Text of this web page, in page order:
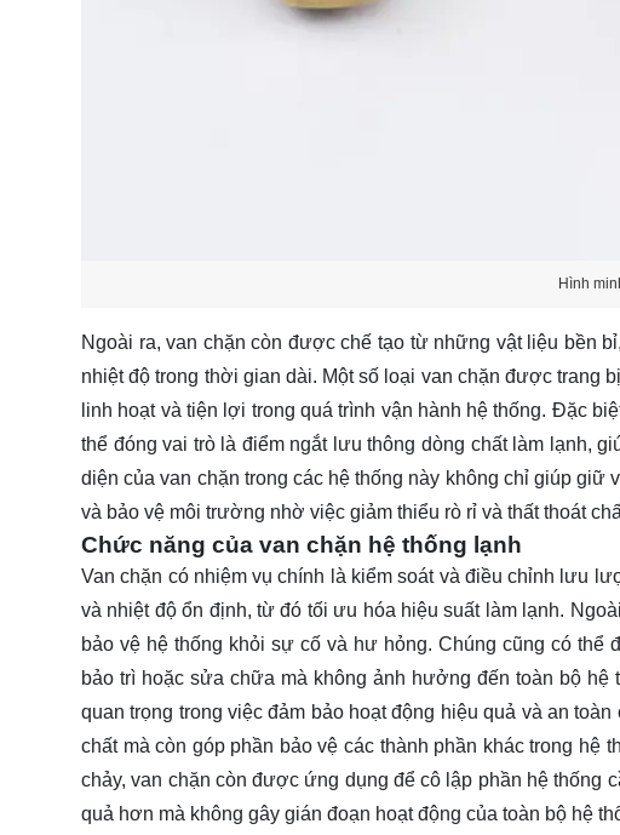
Hình
Ngoài ra, van chặn còn được chế tạo từ những vật liệu bền
nhiệt độ trong thời gian dài. Một số loại van chặn được trang
linh hoạt và tiện lợi trong quá trình vận hành hệ thống. Đặc
thể đóng vai trò là điểm ngắt lưu thông dòng chất làm lạnh,
diện của van chặn trong các hệ thống này không chỉ giúp
và bảo vệ môi trường nhờ việc giảm thiểu rò rỉ và thất thoát
Chức năng của van chặn hệ thống lạnh
Van chặn có nhiệm vụ chính là kiểm soát và điều chỉnh lưu
và nhiệt độ ổn định, từ đó tối ưu hóa hiệu suất làm lạnh.
bảo vệ hệ thống khỏi sự cố và hư hỏng. Chúng cũng có
bảo trì hoặc sửa chữa mà không ảnh hưởng đến toàn bộ hệ
quan trọng trong việc đảm bảo hoạt động hiệu quả và an
chất mà còn góp phần bảo vệ các thành phần khác trong hệ
chảy, van chặn còn được ứng dụng để cô lập phần hệ thống
quả hơn mà không gây gián đoạn hoạt động của toàn bộ hệ